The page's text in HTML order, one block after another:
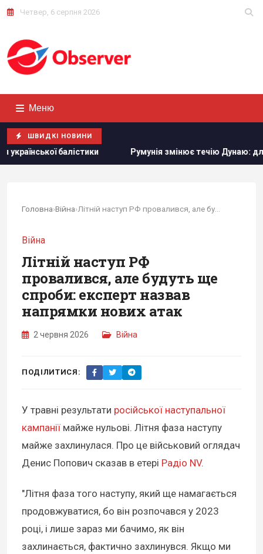
Четвер, 6 серпня 2026
Меню
ШВИДКІ НОВИНИ
Румунія змінює течію Дунаю: для чого вона це
Головна›Війна›
Війна
Літній наступ РФ
провалився, але будуть ще
спроби: експерт назвав
напрямки нових атак
2 червня 2026 Війна
ПОДІЛИТИСЯ:
У травні результати російської наступальної
кампанії майже нульові. Літня фаза наступу
майже захлинулася. Про це військовий оглядач
Денис Попович сказав в етері Радіо NV.
"Літня фаза того наступу, який ще намагається
продовжуватися, бо він розпочався у 2023
році, і лише зараз ми бачимо, як він
захлинається, фактично захлинувся. Якщо ми